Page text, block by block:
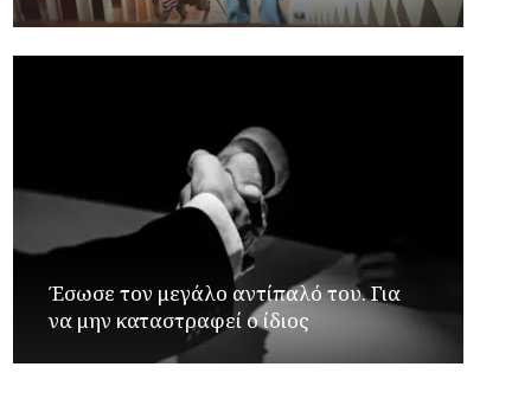
Έσωσε τον μεγάλο αντίπαλό του. Για
να μην καταστραφεί ο ίδιος